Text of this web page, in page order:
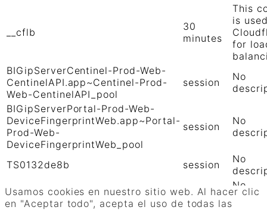
Usamos cookies en nuestro sitio web. Al hacer clic
en "Aceptar todo", acepta el uso de todas las
__cflb
30
minutes
This
is
for
BIGipServerCentinel-Prod-Web-
CentinelAPI.app~Centinel-Prod-
Web-CentinelAPI_pool
session
No
BIGipServerPortal-Prod-Web-
DeviceFingerprintWeb.app~Portal-
Prod-Web-
DeviceFingerprintWeb_pool
session
No
TS0132de8b session
No
TS01906b0c
session
No